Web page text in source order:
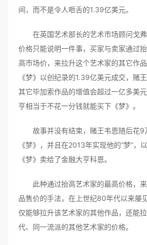
间，而不是令人咂舌的1.39亿美元。
在英国艺术部长的艺术市场顾问戈弗
价格只能说明一件事，买家与卖家通过
高市场价，来拉升这个艺术家的其它作
《梦》以创纪录的1.39亿美元成交，赌
其它毕加索作品的增值会超过一亿多美
亨相当于不花一分钱就能买下《梦》。
故事并没有结束，赌王韦恩随后花9
《梦》，并且在2013年实现他的“梦”，
《梦》卖给了金融大亨科恩。
此种通过抬高艺术家的最高价格，来
品售价的手法，在上世纪80年代以来屡
仅能够拉升该艺术家的其他作品，还能
代、同一流派的其他艺术家的价格。